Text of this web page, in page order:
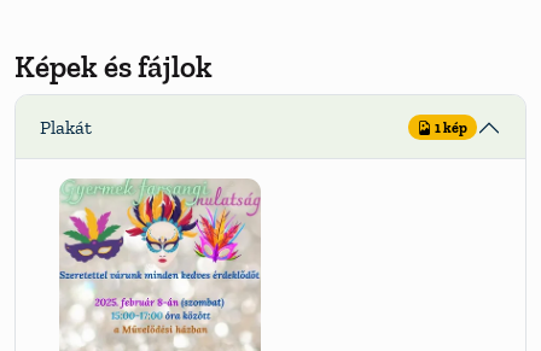
Képek és fájlok
Plakát 1 kép